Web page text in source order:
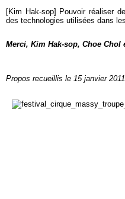
[Kim Hak-sop] Pouvoir réaliser
des technologies utilisées dans
Merci, Kim Hak-sop, Choe Chol
Propos recueillis le 15 janvier